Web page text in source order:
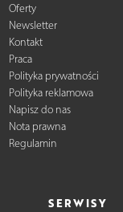
Oferty
Newsletter
Kontakt
Praca
Polityka prywatności
Polityka reklamowa
Napisz do nas
Nota prawna
Regulamin
SERWISY